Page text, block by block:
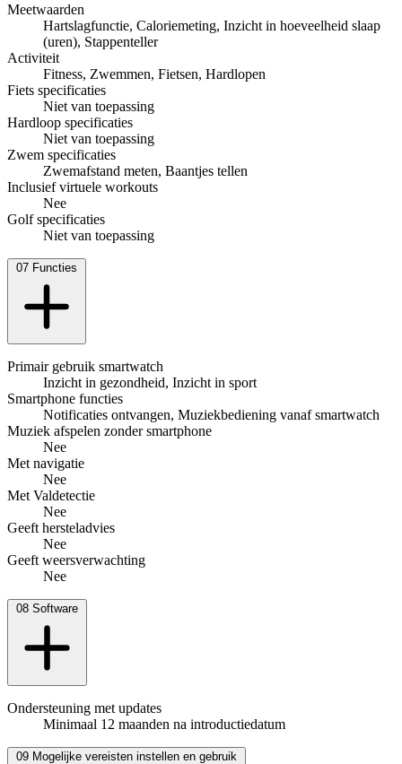
Meetwaarden
Hartslagfunctie, Caloriemeting, Inzicht in hoeveelheid slaap
(uren), Stappenteller
Activiteit
Fitness, Zwemmen, Fietsen, Hardlopen
Fiets specificaties
Niet van toepassing
Hardloop specificaties
Niet van toepassing
Zwem specificaties
Zwemafstand meten, Baantjes tellen
Inclusief virtuele workouts
Nee
Golf specificaties
Niet van toepassing
07 Functies
Primair gebruik smartwatch
Inzicht in gezondheid, Inzicht in sport
Smartphone functies
Notificaties ontvangen, Muziekbediening vanaf smartwatch
Muziek afspelen zonder smartphone
Nee
Met navigatie
Nee
Met Valdetectie
Nee
Geeft hersteladvies
Nee
Geeft weersverwachting
Nee
08 Software
Ondersteuning met updates
Minimaal 12 maanden na introductiedatum
09 Mogelijke vereisten instellen en gebruik